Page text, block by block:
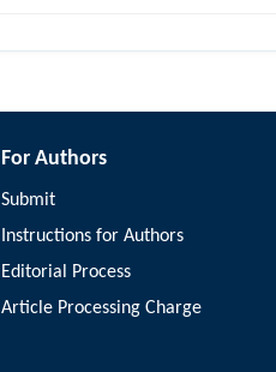
For Authors
Submit
Instructions for Authors
Editorial Process
Article Processing Charge